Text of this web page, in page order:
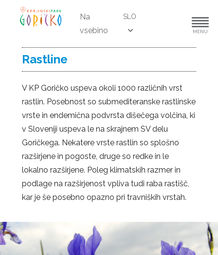
Na
vsebino
SLO
MENU
Rastline
V KP Goričko uspeva okoli 1000 različnih vrst
rastlin. Posebnost so submediteranske rastlinske
vrste in endemična podvrsta dišečega volčina, ki
v Sloveniji uspeva le na skrajnem SV delu
Goričkega. Nekatere vrste rastlin so splošno
razširjene in pogoste, druge so redke in le
lokalno razširjene. Poleg klimatskih razmer in
podlage na razširjenost vpliva tudi raba rastišč,
kar je še posebno opazno pri travniških vrstah.